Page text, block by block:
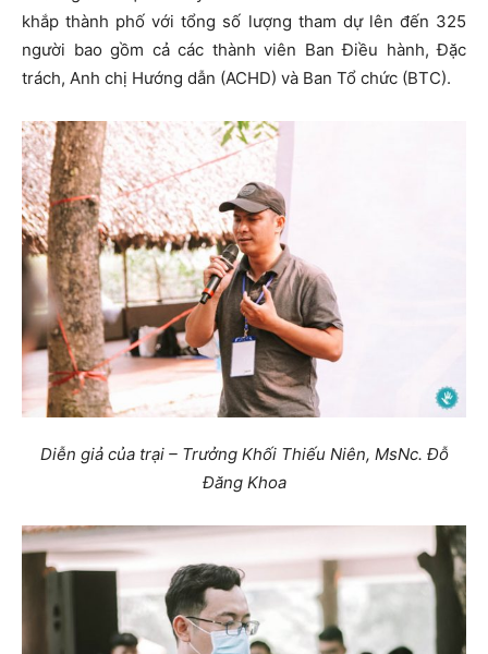
khắp thành phố với tổng số lượng tham dự lên đến 325
người bao gồm cả các thành viên Ban Điều hành, Đặc
trách, Anh chị Hướng dẫn (ACHD) và Ban Tổ chức (BTC).
Diễn giả của trại – Trưởng Khối Thiếu Niên, MsNc. Đỗ
Đăng Khoa